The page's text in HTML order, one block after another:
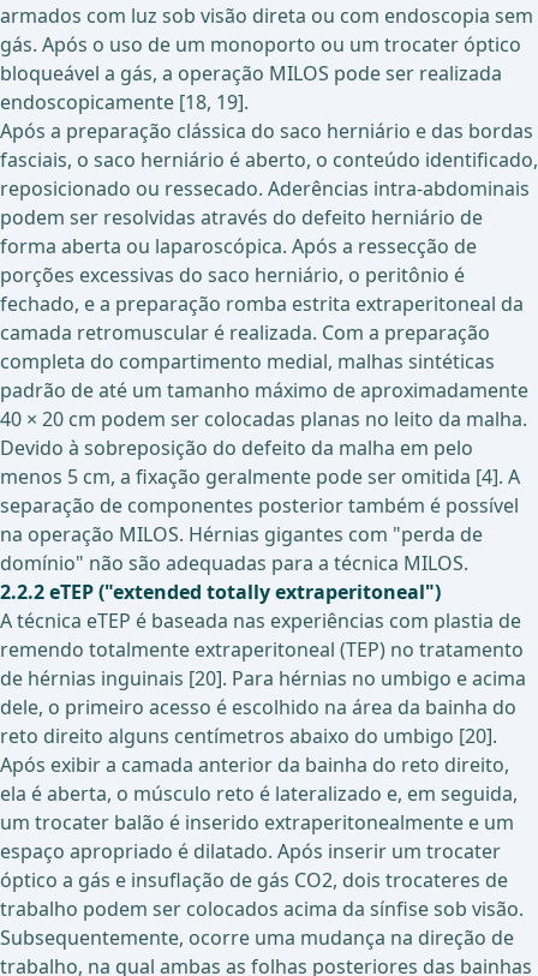
armados com luz sob visão direta ou com endoscopia sem
gás. Após o uso de um monoporto ou um trocater óptico
bloqueável a gás, a operação MILOS pode ser realizada
endoscopicamente [18, 19].
Após a preparação clássica do saco herniário e das bordas
fasciais, o saco herniário é aberto, o conteúdo identificado,
reposicionado ou ressecado. Aderências intra-abdominais
podem ser resolvidas através do defeito herniário de
forma aberta ou laparoscópica. Após a ressecção de
porções excessivas do saco herniário, o peritônio é
fechado, e a preparação romba estrita extraperitoneal da
camada retromuscular é realizada. Com a preparação
completa do compartimento medial, malhas sintéticas
padrão de até um tamanho máximo de aproximadamente
40 × 20 cm podem ser colocadas planas no leito da malha.
Devido à sobreposição do defeito da malha em pelo
menos 5 cm, a fixação geralmente pode ser omitida [4]. A
separação de componentes posterior também é possível
na operação MILOS. Hérnias gigantes com "perda de
domínio" não são adequadas para a técnica MILOS.
2.2.2 eTEP ("extended totally extraperitoneal")
A técnica eTEP é baseada nas experiências com plastia de
remendo totalmente extraperitoneal (TEP) no tratamento
de hérnias inguinais [20]. Para hérnias no umbigo e acima
dele, o primeiro acesso é escolhido na área da bainha do
reto direito alguns centímetros abaixo do umbigo [20].
Após exibir a camada anterior da bainha do reto direito,
ela é aberta, o músculo reto é lateralizado e, em seguida,
um trocater balão é inserido extraperitonealmente e um
espaço apropriado é dilatado. Após inserir um trocater
óptico a gás e insuflação de gás CO2, dois trocateres de
trabalho podem ser colocados acima da sínfise sob visão.
Subsequentemente, ocorre uma mudança na direção de
trabalho, na qual ambas as folhas posteriores das bainhas